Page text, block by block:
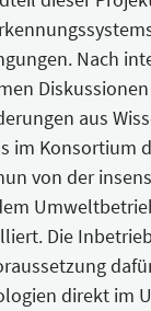
Nach
aus
im Konsortium
von der
Die
direkt im